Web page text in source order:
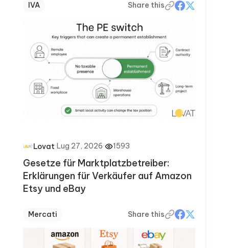
IVA Share this
Lovat·Lug 27, 2026· 1593
Gesetze für Marktplatzbetreiber:
Erklärungen für Verkäufer auf Amazon
Etsy und eBay
Mercati Share this